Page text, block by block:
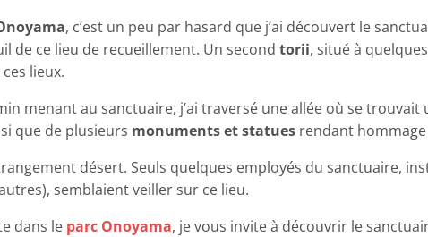
, c’est un peu par hasard que j’ai découvert le
de ce lieu de recueillement. Un secondtorii, situé à
lieux.
menant au sanctuaire, j’ai traversé une allée où se trouvait
que de plusieurs monuments et statues rendant hommage
désert. Seuls quelques employés du sanctuaire,
semblaient veiller sur ce lieu.
dans le parc Onoyama, je vous invite à découvrir le